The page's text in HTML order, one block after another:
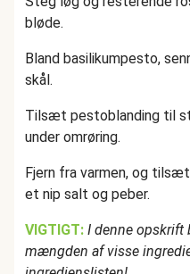
bløde.
Bland basilikumpesto,
skål.
Tilsæt pestoblanding til
under omrøring.
Fjern fra varmen, og
et nip salt og peber.
VIGTIGT: I denne opskrift
mængden af visse